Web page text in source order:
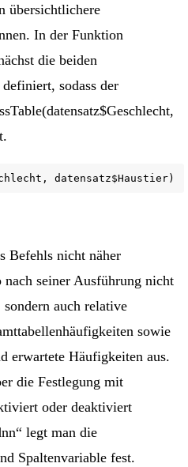
übersichtlichere
In der Funktion
die beiden
sodass der
datensatz$Haustier)
Befehls nicht näher
seiner Ausführung nicht
auch relative
sowie
erwartete Häufigkeiten aus.
die Festlegung mit
oder deaktiviert
legt man die
Spaltenvariable fest.